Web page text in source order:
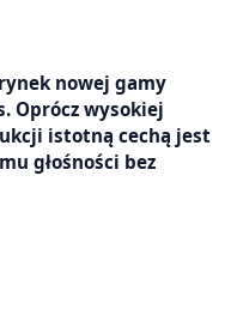
nowej gamy
Oprócz wysokiej
istotną cechą jest
głośności bez